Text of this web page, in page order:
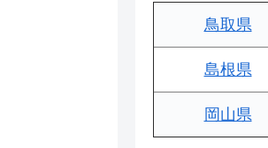
鳥取県
島根県
岡山県